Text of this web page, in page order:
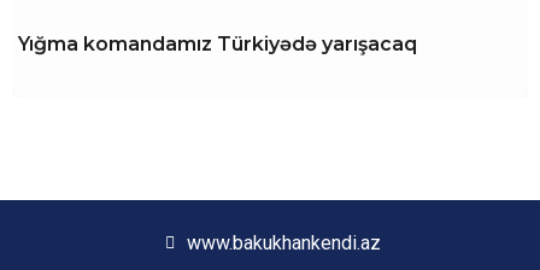
Yığma komandamız Türkiyədə yarışacaq
www.bakukhankendi.az